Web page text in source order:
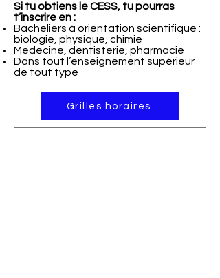
Si tu obtiens le CESS, tu pourras
t’inscrire en :
Bacheliers à orientation scientifique :
biologie, physique, chimie
Médecine, dentisterie, pharmacie
Dans tout l’enseignement supérieur
de tout type
Grilles horaires